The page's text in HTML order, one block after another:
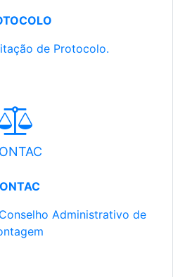
de Protocolo.
Administrativo de